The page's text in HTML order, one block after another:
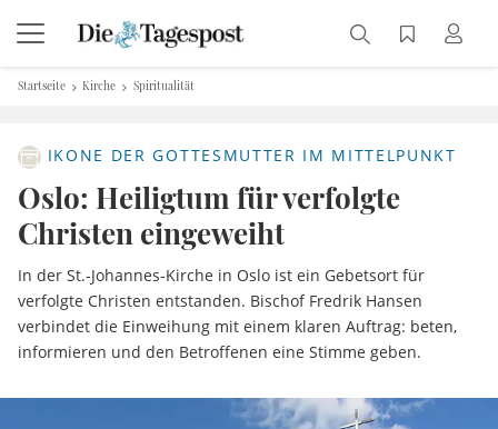
Startseite Kirche Spiritualität
IKONE DER GOTTESMUTTER IM MITTELPUNKT
Oslo: Heiligtum für verfolgte
Christen eingeweiht
In der St.-Johannes-Kirche in Oslo ist ein Gebetsort für
verfolgte Christen entstanden. Bischof Fredrik Hansen
verbindet die Einweihung mit einem klaren Auftrag: beten,
informieren und den Betroffenen eine Stimme geben.